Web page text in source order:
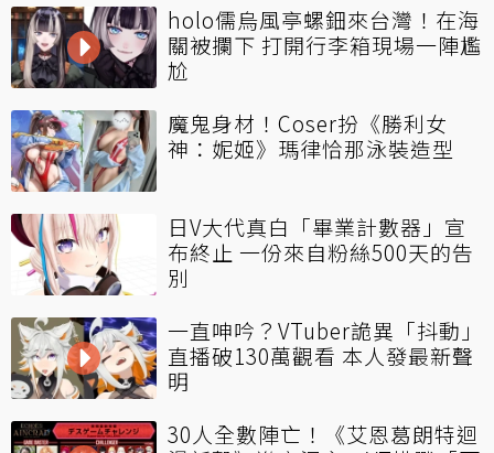
holo儒烏風亭螺鈿來台灣！在海
關被攔下 打開行李箱現場一陣尷
尬
魔鬼身材！Coser扮《勝利女
神：妮姬》瑪律恰那泳裝造型
日V大代真白「畢業計數器」宣
布終止 一份來自粉絲500天的告
別
一直呻吟？VTuber詭異「抖動」
直播破130萬觀看 本人發最新聲
明
30人全數陣亡！《艾恩葛朗特迴